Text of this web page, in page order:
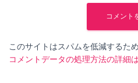
このサイトはスパムを低減するた
コメントデータの処理方法の詳細